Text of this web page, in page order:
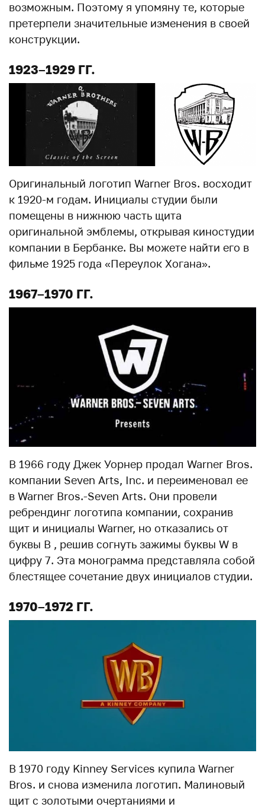
возможным. Поэтому я упомяну те, которые
претерпели значительные изменения в своей
конструкции.
1923–1929 ГГ.
Оригинальный логотип Warner Bros. восходит
к 1920-м годам. Инициалы студии были
помещены в нижнюю часть щита
оригинальной эмблемы, открывая киностудии
компании в Бербанке. Вы можете найти его в
фильме 1925 года «Переулок Хогана».
1967–1970 ГГ.
В 1966 году Джек Уорнер продал Warner Bros.
компании Seven Arts, Inc. и переименовал ее
в Warner Bros.-Seven Arts. Они провели
ребрендинг логотипа компании, сохранив
щит и инициалы Warner, но отказались от
буквы B , решив согнуть зажимы буквы W в
цифру 7. Эта монограмма представляла собой
блестящее сочетание двух инициалов студии.
1970–1972 ГГ.
В 1970 году Kinney Services купила Warner
Bros. и снова изменила логотип. Малиновый
щит с золотыми очертаниями и